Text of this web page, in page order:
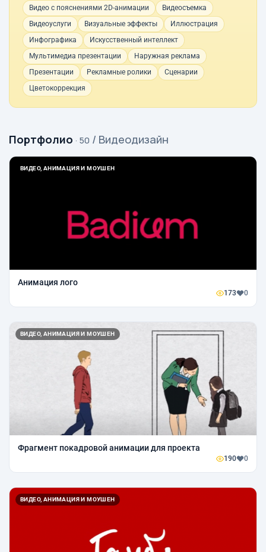
Видео с пояснениями 2D-анимации
Видеосъемка
Видеоуслуги
Визуальные эффекты
Иллюстрация
Инфографика
Искусственный интеллект
Мультимедиа презентации
Наружная реклама
Презентации
Рекламные ролики
Сценарии
Цветокоррекция
Портфолио · 50 / Видеодизайн
ВИДЕО, АНИМАЦИЯ И МОУШЕН
Анимация лого
173 0
ВИДЕО, АНИМАЦИЯ И МОУШЕН
Фрагмент покадровой анимации для проекта
190 0
ВИДЕО, АНИМАЦИЯ И МОУШЕН